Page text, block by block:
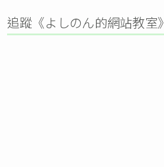
追蹤《よしのん的網站教室》